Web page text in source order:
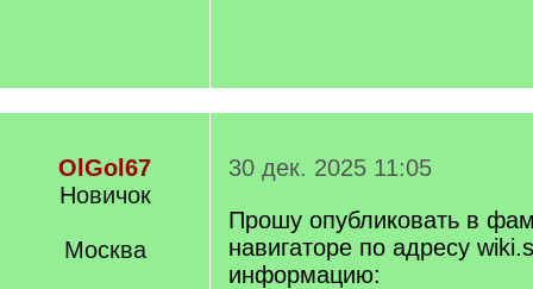
OlGol67
Новичок
Москва
30 дек. 2025 11:05
Прошу опубликовать в
навигаторе по адресу
информацию: